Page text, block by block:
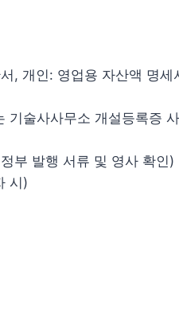
, 개인: 영업용 자산액 명세
기술사사무소 개설등록증
부 발행 서류 및 영사 확인)
시)